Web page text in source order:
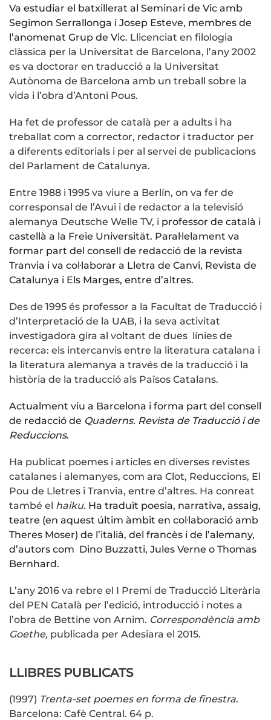
Va estudiar el batxillerat al Seminari de Vic amb
Segimon Serrallonga i Josep Esteve, membres de
l’anomenat Grup de Vic. Llicenciat en filologia
clàssica per la Universitat de Barcelona, l’any 2002
es va doctorar en traducció a la Universitat
Autònoma de Barcelona amb un treball sobre la
vida i l’obra d’Antoni Pous.
Ha fet de professor de català per a adults i ha
treballat com a corrector, redactor i traductor per
a diferents editorials i per al servei de publicacions
del Parlament de Catalunya.
Entre 1988 i 1995 va viure a Berlín, on va fer de
corresponsal de l’Avui i de redactor a la televisió
alemanya Deutsche Welle TV, i professor de català i
castellà a la Freie Universität. Paral·lelament va
formar part del consell de redacció de la revista
Tranvia i va col·laborar a Lletra de Canvi, Revista de
Catalunya i Els Marges, entre d’altres.
Des de 1995 és professor a la Facultat de Traducció i
d’Interpretació de la UAB, i la seva activitat
investigadora gira al voltant de dues línies de
recerca: els intercanvis entre la literatura catalana i
la literatura alemanya a través de la traducció i la
història de la traducció als Països Catalans.
Actualment viu a Barcelona i forma part del consell
de redacció de Quaderns. Revista de Traducció i de
Reduccions.
Ha publicat poemes i articles en diverses revistes
catalanes i alemanyes, com ara Clot, Reduccions, El
Pou de Lletres i Tranvia, entre d’altres. Ha conreat
també el haiku. Ha traduït poesia, narrativa, assaig,
teatre (en aquest últim àmbit en col·laboració amb
Theres Moser) de l’italià, del francès i de l’alemany,
d’autors com Dino Buzzatti, Jules Verne o Thomas
Bernhard.
L’any 2016 va rebre el I Premi de Traducció Literària
del PEN Català per l’edició, introducció i notes a
l’obra de Bettine von Arnim. Correspondència amb
Goethe, publicada per Adesiara el 2015.
LLIBRES PUBLICATS
(1997) Trenta-set poemes en forma de finestra.
Barcelona: Cafè Central. 64 p.